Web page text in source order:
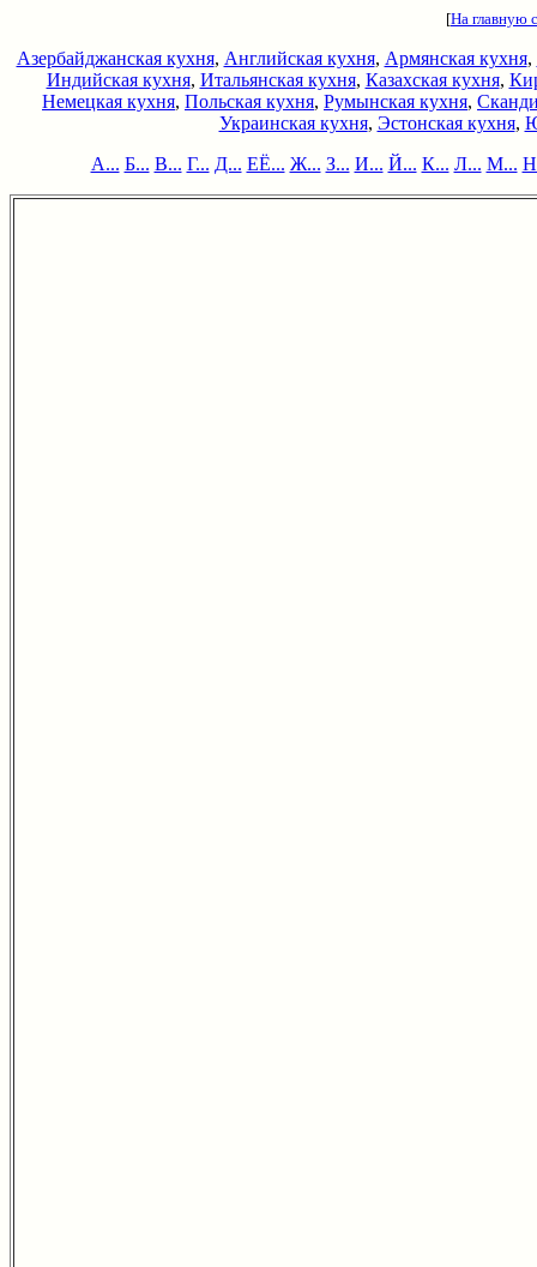
[На главную
Азербайджанская кухня, Английская кухня, Армянская кухня,
Индийская кухня, Итальянская кухня, Казахская кухня,
Немецкая кухня, Польская кухня, Румынская кухня,
Украинская кухня, Эстонская кухня,
А... Б... В... Г... Д... ЕЁ... Ж... З... И... Й... К... Л... М...